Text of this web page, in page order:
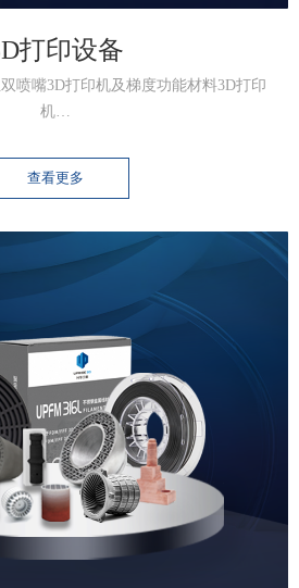
打印设备
喷嘴3D打印机及梯度功能材料3D打印
机…
查看更多